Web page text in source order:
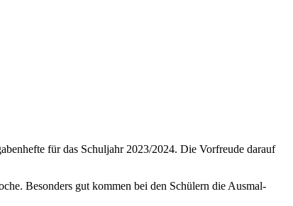
für das Schuljahr 2023/2024. Die Vorfreude darauf
Besonders gut kommen bei den Schülern die Ausmal-